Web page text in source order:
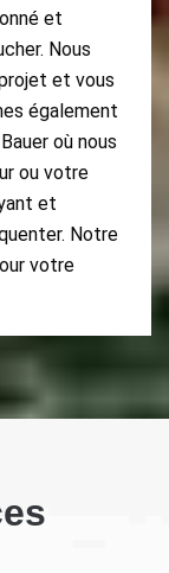
et
Nous
et vous
également
où nous
ou votre
et
Notre
votre